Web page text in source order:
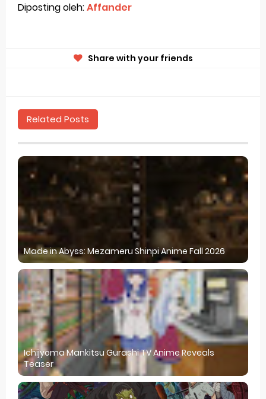
Diposting oleh:Affander
Share with your friends
Related Posts
Made in Abyss: Mezameru Shinpi Anime Fall 2026
Ichijyoma Mankitsu Gurashi TV Anime Reveals
Teaser